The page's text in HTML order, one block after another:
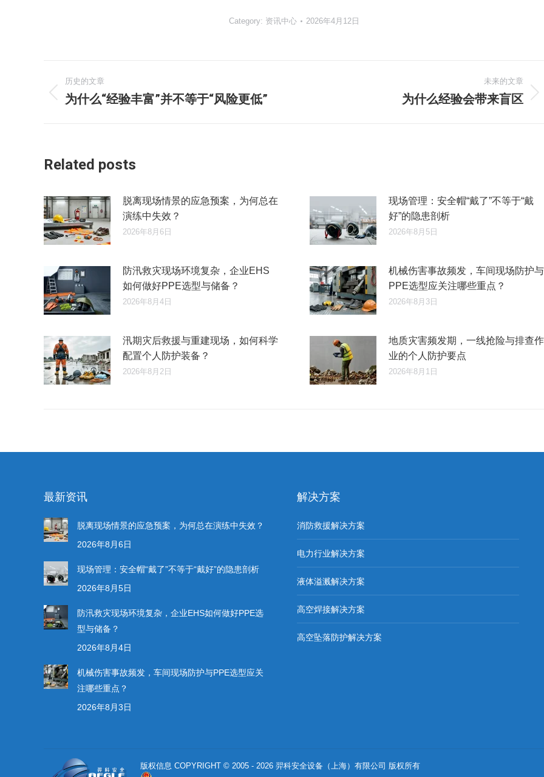
Category: 资讯中心 2026年4月12日
章
航
历史的文章
历
章：
为什么“经验丰富”并不等于“风险更低”
未来的文章
为什么经验会带来盲区
Related posts
脱离现场情景的应急预案，为何总在
演练中失效？
2026年8月6日
现场管理：安全帽“戴了”不等于“戴
好”的隐患剖析
2026年8月5日
防汛救灾现场环境复杂，企业EHS
如何做好PPE选型与储备？
2026年8月4日
机械伤害事故频发，车间现场防护与
PPE选型应关注哪些重点？
2026年8月3日
汛期灾后救援与重建现场，如何科学
配置个人防护装备？
2026年8月2日
地质灾害频发期，一线抢险与排查作
业的个人防护要点
2026年8月1日
最新资讯
脱离现场情景的应急预案，为何总在演练中失效？
2026年8月6日
现场管理：安全帽“戴了”不等于“戴好”的隐患剖析
2026年8月5日
防汛救灾现场环境复杂，企业EHS如何做好PPE选
型与储备？
2026年8月4日
机械伤害事故频发，车间现场防护与PPE选型应关
注哪些重点？
2026年8月3日
解决方案
消防救援解决方案
电力行业解决方案
液体溢溅解决方案
高空焊接解决方案
高空坠落防护解决方案
版权信息 COPYRIGHT © 2005 - 2026 羿科安全设备（上海）有限公司 版权所有